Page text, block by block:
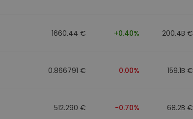
1660.44 € +0.40% 200.4B €
0.866791 € 0.00% 159.1B €
512.290 € -0.70% 68.2B €